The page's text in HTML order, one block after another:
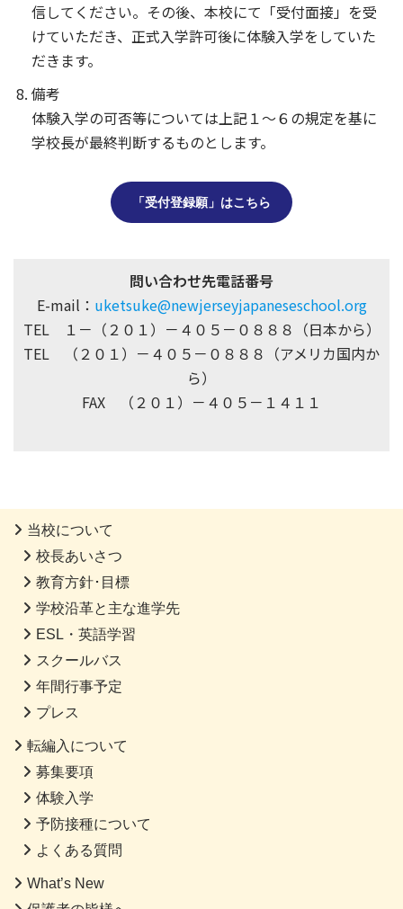
信してください。その後、本校にて「受付面接」を受
けていただき、正式入学許可後に体験入学をしていた
だきます。
備考
体験入学の可否等については上記１～６の規定を基に
学校長が最終判断するものとします。
「受付登録願」はこちら
問い合わせ先電話番号
E-mail： uketsuke@newjerseyjapaneseschool.org
TEL １－（２０１）－４０５－０８８８（日本から）
TEL （２０１）－４０５－０８８８（アメリカ国内か
ら）
FAX （２０１）－４０５－１４１１
当校について
校長あいさつ
教育方針･目標
学校沿革と主な進学先
ESL・英語学習
スクールバス
年間行事予定
プレス
転編入について
募集要項
体験入学
予防接種について
よくある質問
What’s New